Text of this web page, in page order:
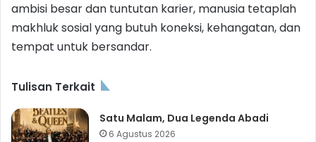
ambisi besar dan tuntutan karier, manusia tetaplah
makhluk sosial yang butuh koneksi, kehangatan, dan
tempat untuk bersandar.
Tulisan Terkait
Satu Malam, Dua Legenda Abadi
6 Agustus 2026